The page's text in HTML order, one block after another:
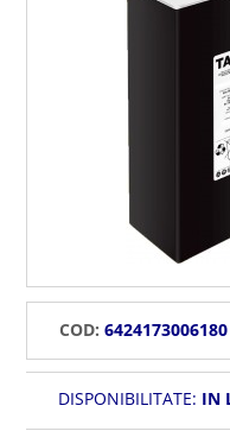
COD: 6424173006180
DISPONIBILITATE: IN